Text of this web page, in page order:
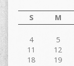
S
M
4
5
11
12
18
19